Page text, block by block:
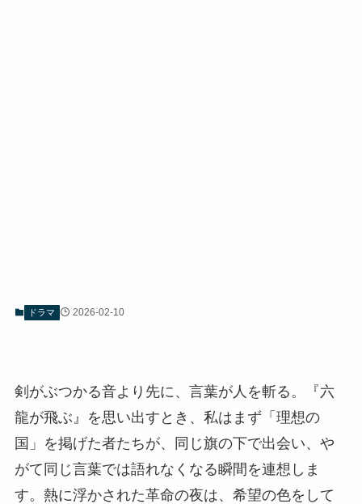
ドラマ 2026-02-10
剣がぶつかる音より先に、言葉が人を斬る。『六
龍が飛ぶ』を思い出すとき、私はまず「理想の
国」を掲げた者たちが、同じ旗の下で出会い、や
がて同じ言葉では語れなくなる瞬間を連想しま
す。熱に浮かされた革命の夜は、希望の色をして